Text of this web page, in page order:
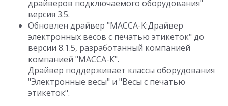
драйверов подключаемого оборудования"
версия 3.5.
Обновлен драйвер "МАССА-К:Драйвер
электронных весов с печатью этикеток" до
версии 8.1.5, разработанный компанией
компанией "МАССА-К".
Драйвер поддерживает классы оборудования
"Электронные весы" и "Весы с печатью
этикеток".